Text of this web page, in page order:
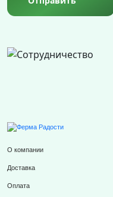
О компании
Доставка
Оплата